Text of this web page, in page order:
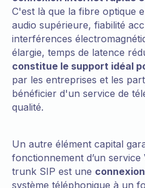
C'est là que la fibre optique
audio supérieure, fiabilité
interférences
élargie, temps de latence
constitue le support idéal
par les entreprises et les
bénéficier d'un service de
qualité.
Un autre élément capital
fonctionnement d’un service
trunk SIP est une
système téléphonique à un